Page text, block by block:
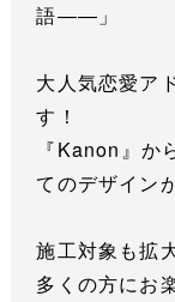
語――」
大人気恋愛ア
す！
『Kanon』か
てのデザイン
施工対象も拡
多くの方にお